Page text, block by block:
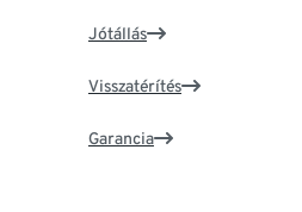
Jótállás
Visszatérítés
Garancia